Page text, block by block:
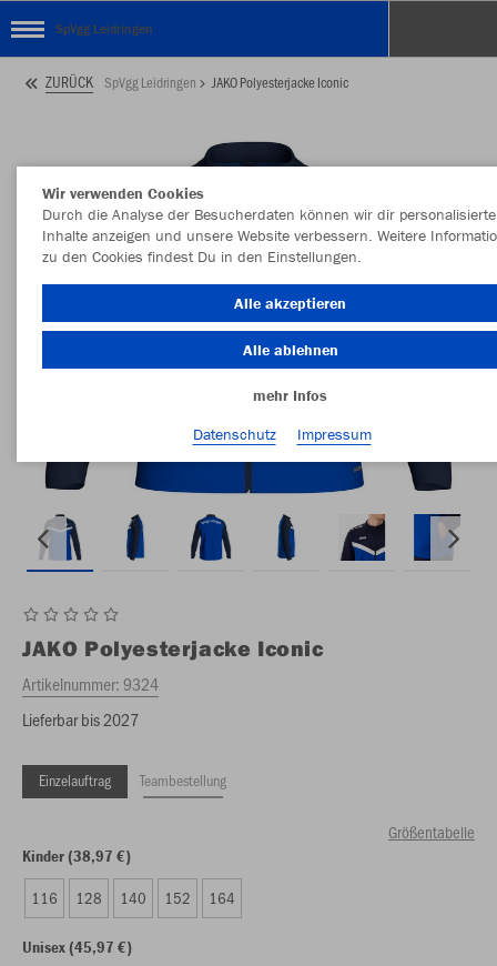
SpVgg Leidringen
ZURÜCK SpVgg Leidringen JAKO Polyesterjacke Iconic
JAKO Polyesterjacke Iconic
Artikelnummer:9324
Lieferbar bis 2027
Einzelauftrag Teambestellung
Größentabelle
Kinder (38,97 €)
116 128 140 152 164
Unisex (45,97 €)
Wir verwenden Cookies
Durch die Analyse der Besucherdaten können wir dir personalisierte
Inhalte anzeigen und unsere Website verbessern. Weitere
zu den Cookies findest Du in den Einstellungen.
Alle akzeptieren
Alle ablehnen
mehr Infos
Datenschutz
Impressum